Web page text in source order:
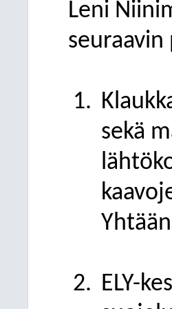
Leni
sekä
ELY-